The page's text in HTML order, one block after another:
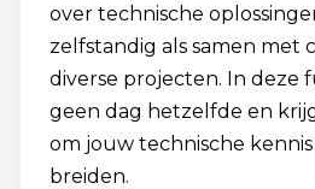
over technische
zelfstandig als samen met
diverse projecten. In deze
geen dag hetzelfde en
om jouw technische
breiden.